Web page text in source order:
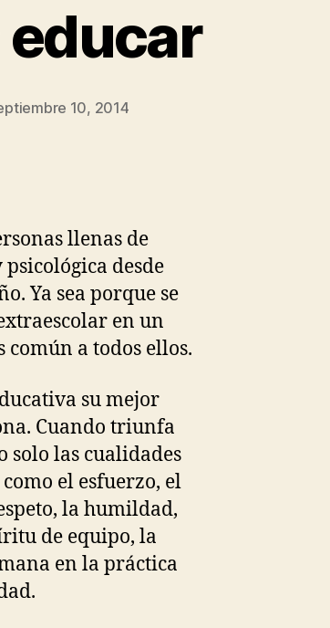
10, 2014
llenas de
desde
Ya sea porque se
en un
común a todos ellos.
su mejor
Cuando triunfa
solo las cualidades
el esfuerzo, el
la humildad,
de equipo, la
en la práctica